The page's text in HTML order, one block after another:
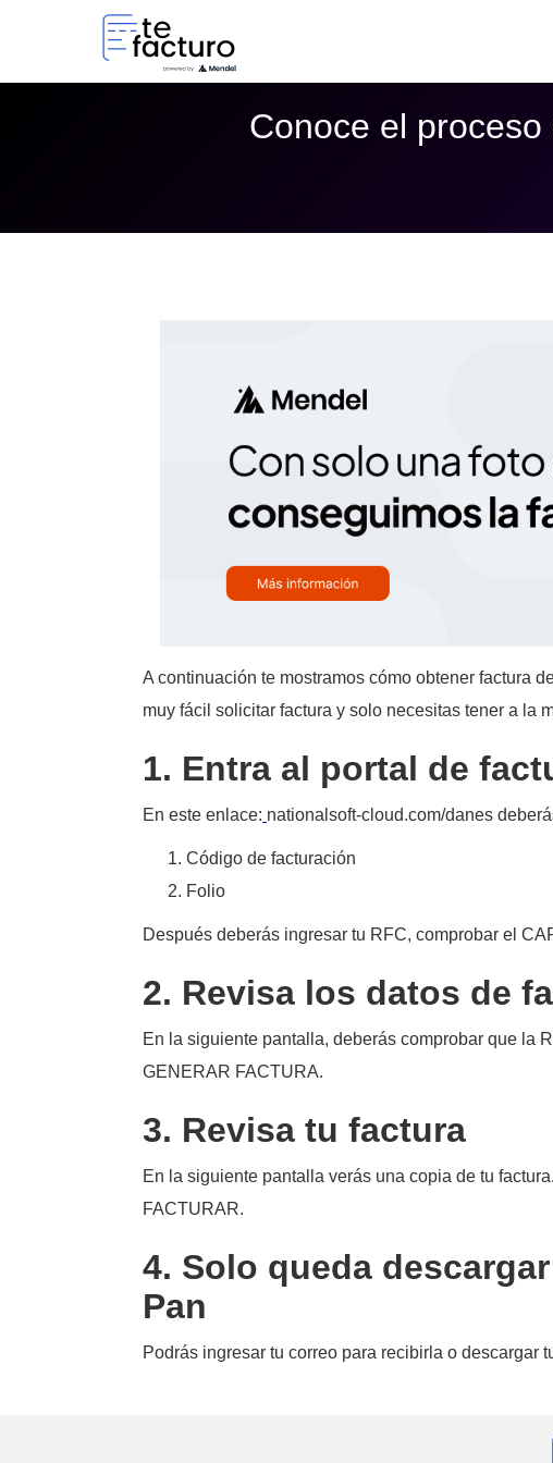
Conoce el
A continuación te mostramos cómo obtener factura
muy fácil solicitar factura y solo necesitas tener a la
1. Entra al portal de
En este enlace: nationalsoft-cloud.com/danes
Código de facturación
Folio
Después deberás ingresar tu RFC, comprobar el
2. Revisa los datos de
En la siguiente pantalla, deberás comprobar que la
GENERAR FACTURA.
3. Revisa tu factura
En la siguiente pantalla verás una copia de tu
FACTURAR.
4. Solo queda
Pan
Podrás ingresar tu correo para recibirla o descargar